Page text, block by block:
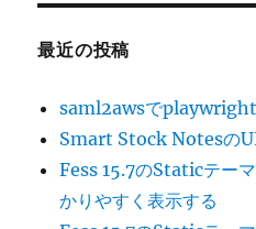
最近の投稿
saml2awsでplaywright
Smart Stock Notesの
Fess 15.7のStaticテー
かりやすく表示する